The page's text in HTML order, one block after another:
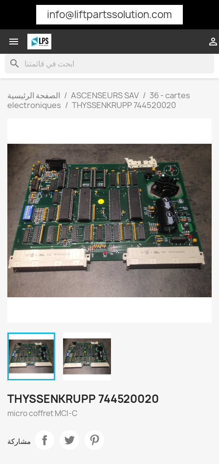
info@liftpartssolution.com


search
الصفحة الرئيسية ASCENSEURS SAV
36 - cartes
electroniques
THYSSENKRUPP 744520020
THYSSENKRUPP 744520020
micro coffret MCI-C
مشاركة